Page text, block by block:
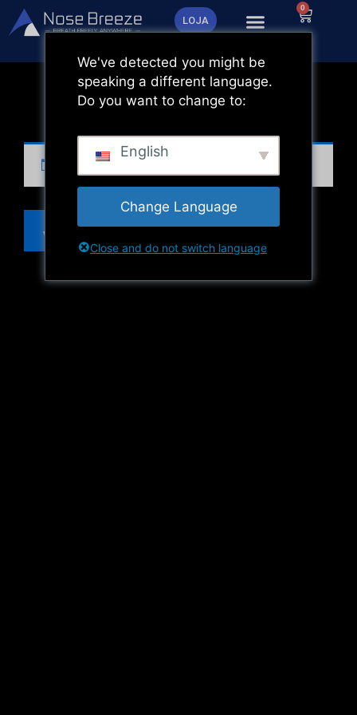
Saltar
para
conteúdo
LOJA
0
O seu carrinho está vazio.
Voltar para a loja
We've detected you might be
speaking a different language.
Do you want to change to:
English
Change Language
Close and do not switch language